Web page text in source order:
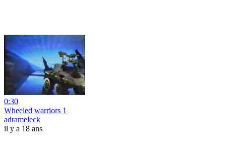
0:30
Wheeled warriors 1
adrameleck
il y a 18 ans